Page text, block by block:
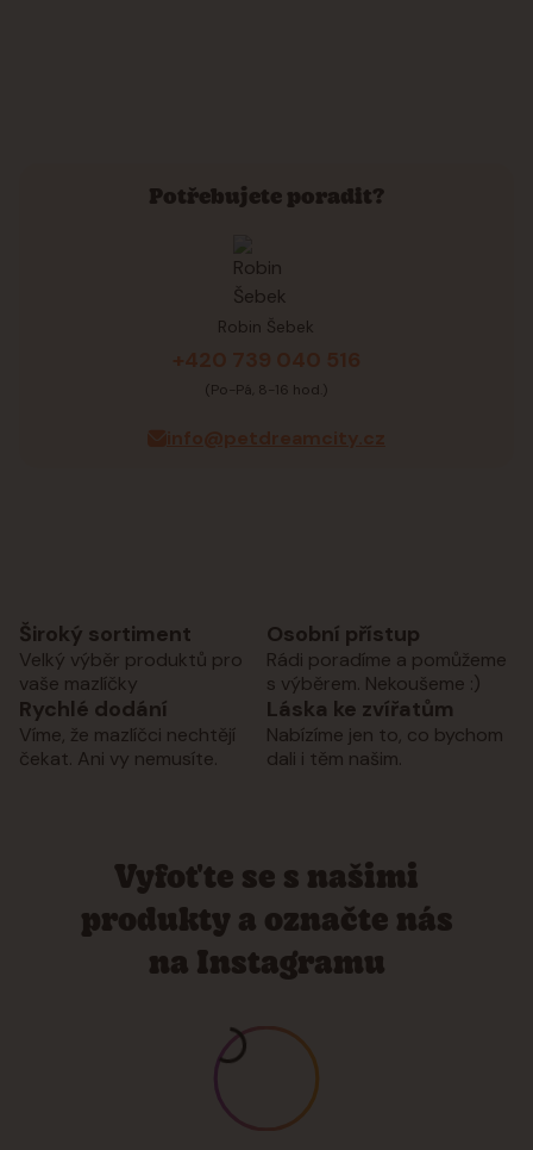
Potřebujete poradit?
Robin Šebek
+420 739 040 516
(Po-Pá, 8-16 hod.)
info@petdreamcity.cz
Široký sortiment
Velký výběr produktů pro
vaše mazlíčky
Osobní přístup
Rádi poradíme a pomůžeme
s výběrem. Nekoušeme :)
Rychlé dodání
Víme, že mazlíčci nechtějí
čekat. Ani vy nemusíte.
Láska ke zvířatům
Nabízíme jen to, co bychom
dali i těm našim.
Vyfoťte se s našimi
produkty a označte nás
na Instagramu